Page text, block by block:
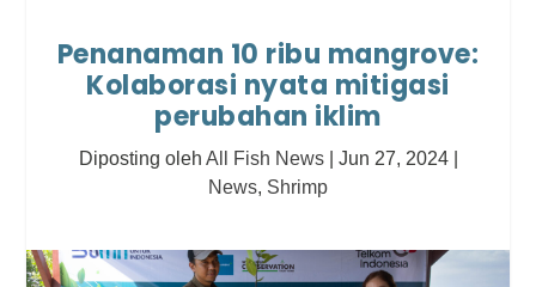
Penanaman 10 ribu mangrove:
Kolaborasi nyata mitigasi
perubahan iklim
Diposting oleh All Fish News| Jun 27, 2024|
News, Shrimp